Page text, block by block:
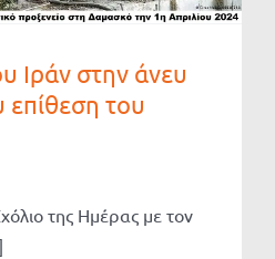
Ιράν στην άνευ
του
της Ημέρας με τον